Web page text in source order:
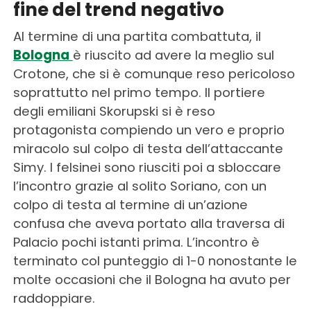
fine del trend negativo
Al termine di una partita combattuta, il
Bologna è riuscito ad avere la meglio sul
Crotone, che si è comunque reso pericoloso
soprattutto nel primo tempo. Il portiere
degli emiliani Skorupski si è reso
protagonista compiendo un vero e proprio
miracolo sul colpo di testa dell’attaccante
Simy. I felsinei sono riusciti poi a sbloccare
l’incontro grazie al solito Soriano, con un
colpo di testa al termine di un’azione
confusa che aveva portato alla traversa di
Palacio pochi istanti prima. L’incontro è
terminato col punteggio di 1-0 nonostante le
molte occasioni che il Bologna ha avuto per
raddoppiare.